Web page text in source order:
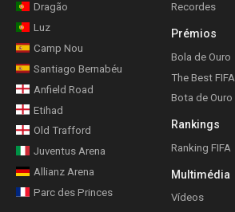
Dragão
Luz
Camp Nou
Santiago Bernabéu
Anfield Road
Etihad
Old Trafford
Juventus Arena
Allianz Arena
Parc des Princes
Recordes
Prémios
Bola de Ouro
The Best FIFA
Bota de Ouro
Rankings
Ranking FIFA
Multimédia
Vídeos